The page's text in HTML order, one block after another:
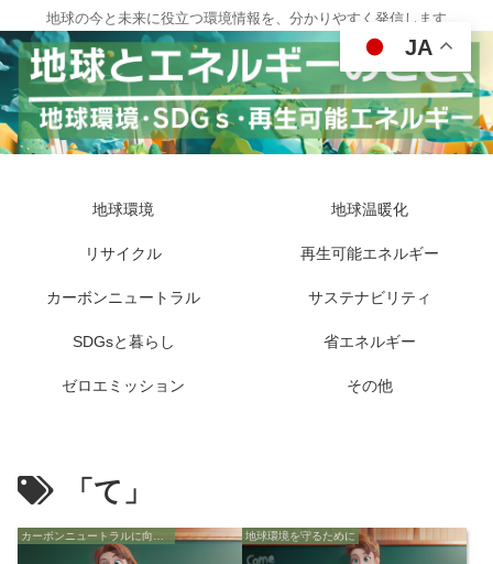
地球の今と未来に役立つ環境情報を、分かりやすく発信します
地球環境 地球温暖化
リサイクル 再生可能エネルギー
カーボンニュートラル サステナビリティ
SDGsと暮らし 省エネルギー
ゼロエミッション その他
「て」
地球環境を守るために
JA